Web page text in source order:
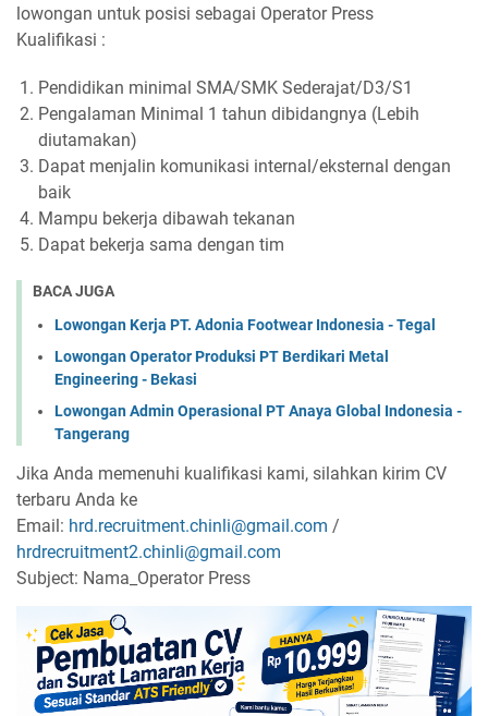
lowongan untuk posisi sebagai Operator Press
Kualifikasi :
Pendidikan minimal SMA/SMK Sederajat/D3/S1
Pengalaman Minimal 1 tahun dibidangnya (Lebih
diutamakan)
Dapat menjalin komunikasi internal/eksternal dengan
baik
Mampu bekerja dibawah tekanan
Dapat bekerja sama dengan tim
BACA JUGA
Lowongan Kerja PT. Adonia Footwear Indonesia - Tegal
Lowongan Operator Produksi PT Berdikari Metal
Engineering - Bekasi
Lowongan Admin Operasional PT Anaya Global Indonesia -
Tangerang
Jika Anda memenuhi kualifikasi kami, silahkan kirim CV
terbaru Anda ke
Email: hrd.recruitment.chinli@gmail.com /
hrdrecruitment2.chinli@gmail.com
Subject: Nama_Operator Press